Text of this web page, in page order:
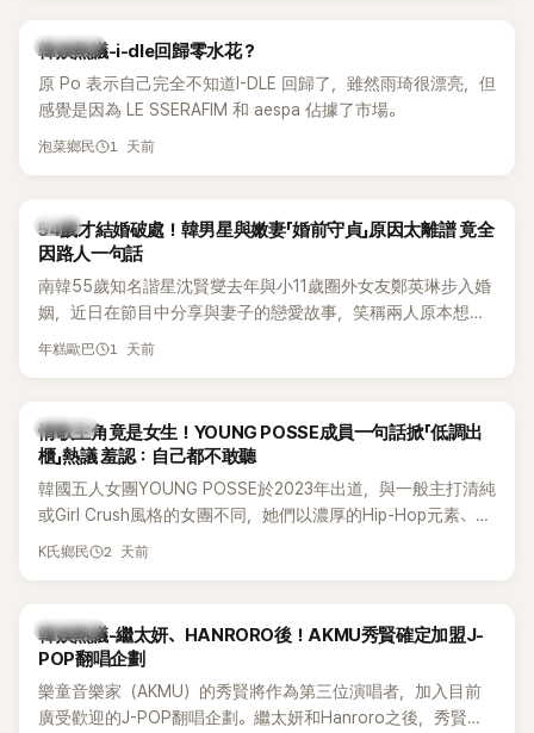
熱議討論
韓娛熱議-i-dle回歸零水花？
原 Po 表示自己完全不知道I-DLE 回歸了，雖然雨琦很漂亮，但
感覺是因為 LE SSERAFIM 和 aespa 佔據了市場。
泡菜鄉民 1 天前
韓星
54歲才結婚破處！韓男星與嫩妻「婚前守貞」原因太離譜 竟全
因路人一句話
南韓55歲知名諧星沈賢燮去年與小11歲圈外女友鄭英琳步入婚
姻，近日在節目中分享與妻子的戀愛故事，笑稱兩人原本想享
受兩人世界，沒想到站在飯店門口時竟被路人認出，還一路替
年糕歐巴 1 天前
K-POP
情歌主角竟是女生！YOUNG POSSE成員一句話掀「低調出
櫃」熱議 羞認：自己都不敢聽
韓國五人女團YOUNG POSSE於2023年出道，與一般主打清純
或Girl Crush風格的女團不同，她們以濃厚的Hip-Hop元素、自
創Rap及成員親自參與創作為特色，MV也融入美式街頭、塗
為第五代女團中極具辨識度的新生代代表之一。
K氏鄉民 2 天前
熱議討論
韓娛熱議-繼太妍、HANRORO後！AKMU秀賢確定加盟J-
POP翻唱企劃
樂童音樂家（AKMU）的秀賢將作為第三位演唱者，加入目前
廣受歡迎的J-POP翻唱企劃。繼太妍和Hanroro之後，秀賢已